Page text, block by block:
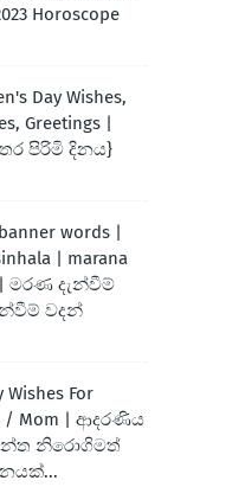
Horoscope
Day Wishes,
Greetings |
පිරිමි දිනය}
words |
| marana
| මරණ දැන්වීම්
වදන්
For
/ Mom | ආදරණිය
නිරොගිමත්